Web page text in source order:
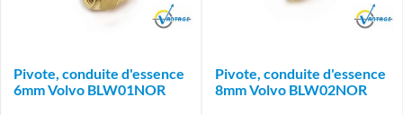
Brand
Pivote, conduite d'essence
6mm Volvo BLW01NOR
Brand
Pivote, conduite d'essence
8mm Volvo BLW02NOR